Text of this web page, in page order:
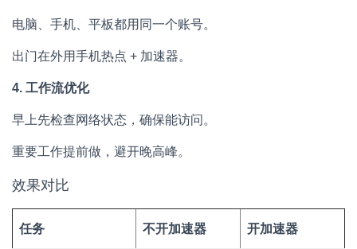
电脑、手机、平板都用同一个账号。
出门在外用手机热点 + 加速器。
4. 工作流优化
早上先检查网络状态，确保能访问。
重要工作提前做，避开晚高峰。
效果对比
任务 不开加速器 开加速器